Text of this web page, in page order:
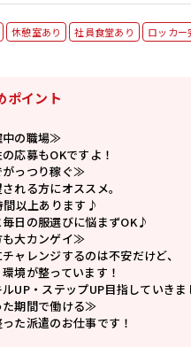
休憩室あり 社員食堂あり ロッカー
ポイント
の職場≫
応募もOKですよ！
っつり稼ぐ≫
れる方にオススメ。
間以上あります♪
日の服選びに悩まずOK♪
大カンゲイ≫
ャレンジするのは不安だけど、
境が整っています！
UP・ステップUP目指していきま
期間で働ける≫
た派遣のお仕事です！